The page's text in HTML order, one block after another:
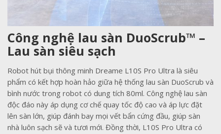
Công nghệ lau sàn DuoScrub™ –
Lau sàn siêu sạch
Robot hút bụi thông minh Dreame L10S Pro Ultra là siêu
phẩm có kết hợp hoàn hảo giữa hệ thống lau sàn DuoScrub và
bình nước trong robot có dung tích 80ml. Công nghệ lau sàn
độc đáo này áp dụng cơ chế quay tốc độ cao và áp lực đặt
lên sàn lớn, giúp đánh bay mọi vết bẩn cứng đầu, giúp sàn
nhà luôn sạch sẽ và tươi mới. Đồng thời, L10S Pro Ultra có